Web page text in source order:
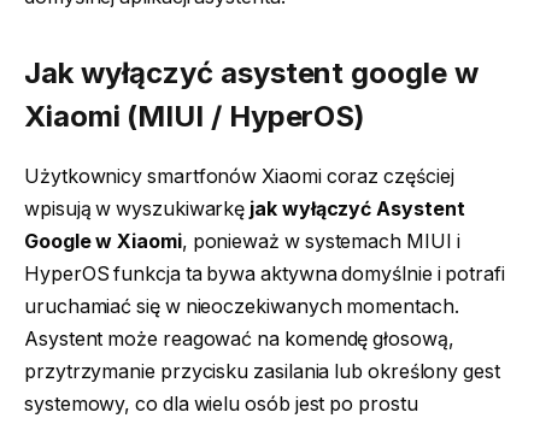
Jak wyłączyć asystent google w
Xiaomi (MIUI / HyperOS)
Użytkownicy smartfonów Xiaomi coraz częściej
wpisują w wyszukiwarkę jak wyłączyć Asystent
Google w Xiaomi, ponieważ w systemach MIUI i
HyperOS funkcja ta bywa aktywna domyślnie i potrafi
uruchamiać się w nieoczekiwanych momentach.
Asystent może reagować na komendę głosową,
przytrzymanie przycisku zasilania lub określony gest
systemowy, co dla wielu osób jest po prostu